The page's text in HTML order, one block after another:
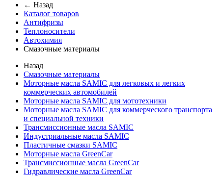
← Назад
Каталог товаров
Антифризы
Теплоносители
Автохимия
Смазочные материалы
Назад
Смазочные материалы
Моторные масла SAMIC для легковых и легких
коммерческих автомобилей
Моторные масла SAMIC для мототехники
Моторные масла SAMIC для коммерческого транспорта
и специальной техники
Трансмиссионные масла SAMIC
Индустриальные масла SAMIC
Пластичные смазки SAMIC
Моторные масла GreenCar
Трансмиссионные масла GreenCar
Гидравлические масла GreenCar